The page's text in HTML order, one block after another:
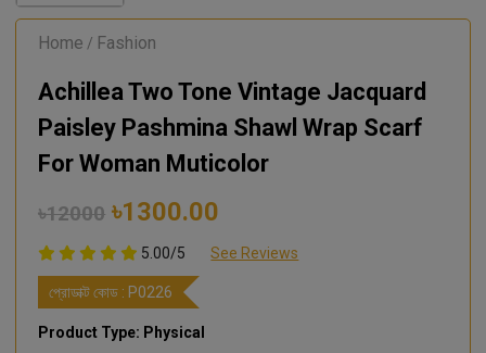
Home / Fashion
Achillea Two Tone Vintage Jacquard
Paisley Pashmina Shawl Wrap Scarf
For Woman Muticolor
৳12000 ৳1300.00
5.00/5 See Reviews
প্রোডাক্ট কোড : P0226
Product Type: Physical